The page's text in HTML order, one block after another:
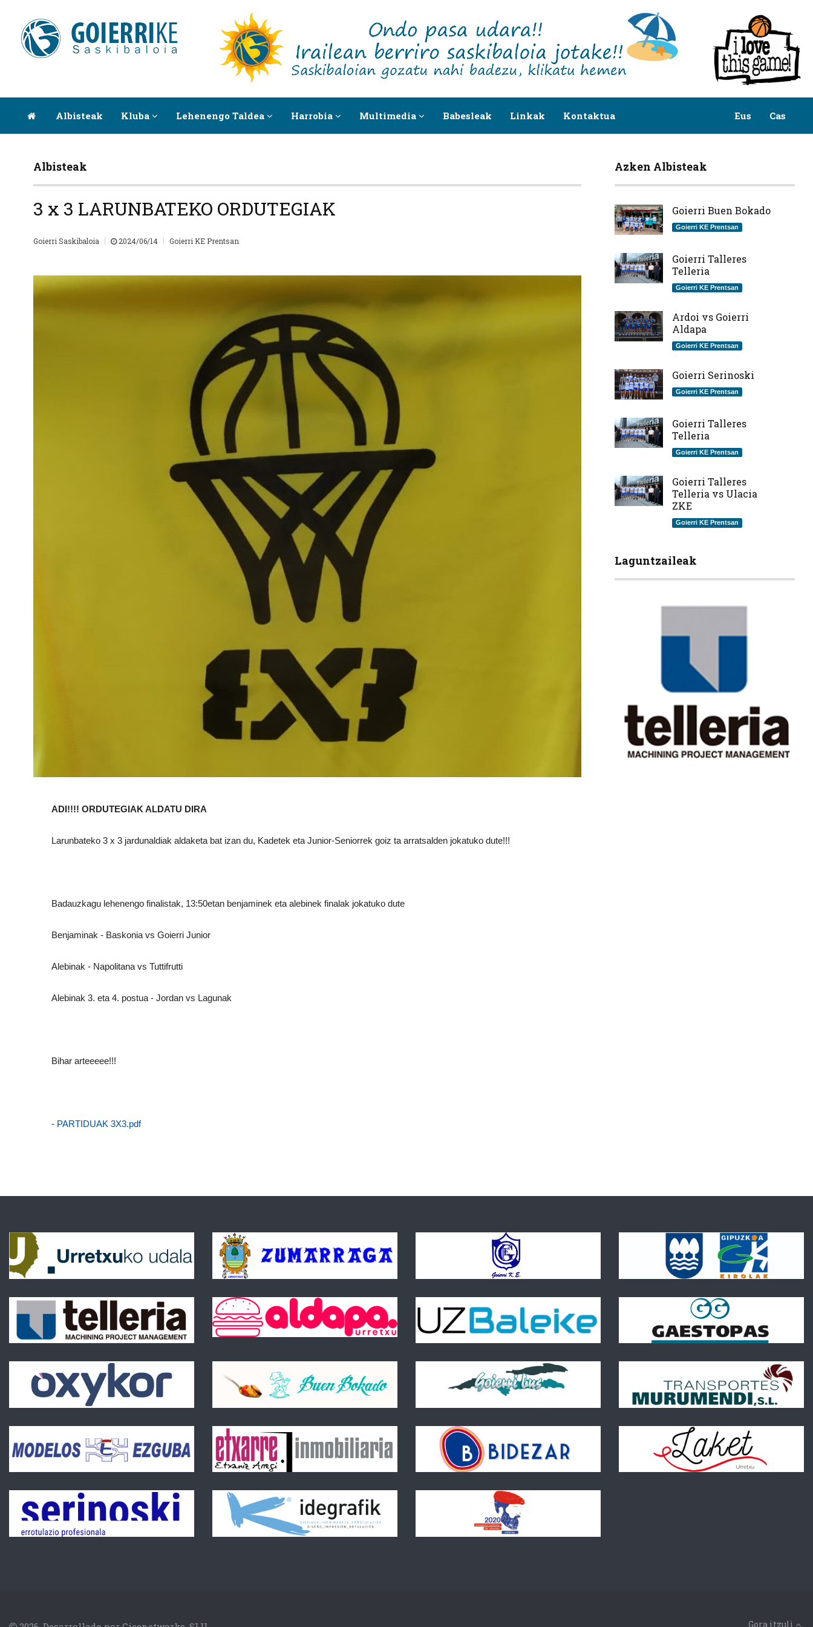
Albisteak Kluba Lehenengo Taldea Harrobia Multimedia Babesleak Linkak Kontaktua Eus Cas
Albisteak
3 x 3 LARUNBATEKO ORDUTEGIAK
Goierri Saskibaloia | 2024/06/14 | Goierri KE Prentsan
ADI!!!! ORDUTEGIAK ALDATU DIRA
Larunbateko 3 x 3 jardunaldiak aldaketa bat izan du, Kadetek eta Junior-Seniorrek goiz ta arratsalden jokatuko dute!!!
Badauzkagu lehenengo finalistak, 13:50etan benjaminek eta alebinek finalak jokatuko dute
Benjaminak - Baskonia vs Goierri Junior
Alebinak - Napolitana vs Tuttifrutti
Alebinak 3. eta 4. postua - Jordan vs Lagunak
Bihar arteeeee!!!
- PARTIDUAK 3X3.pdf
Azken Albisteak
Goierri Buen Bokado
Goierri KE Prentsan
Goierri Talleres
Telleria
Goierri KE Prentsan
Ardoi vs Goierri
Aldapa
Goierri KE Prentsan
Goierri Serinoski
Goierri KE Prentsan
Goierri Talleres
Telleria
Goierri KE Prentsan
Goierri Talleres
Telleria vs Ulacia
ZKE
Goierri KE Prentsan
Laguntzaileak
Gora itzuli